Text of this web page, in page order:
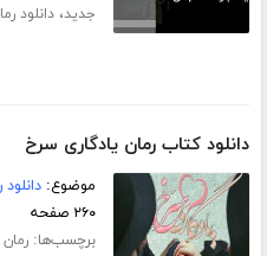
جدید،دانلود
دانلود کتاب رمان یادگاری سرخ
موضوع:
۲۶۰ صفحه
برچسب‌ها: